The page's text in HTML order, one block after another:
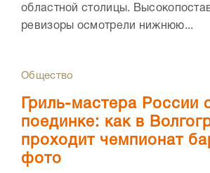
областной столицы.
ревизоры осмотрели нижнюю...
Общество
Гриль-мастера России
поединке: как в
проходит чемпионат
фото